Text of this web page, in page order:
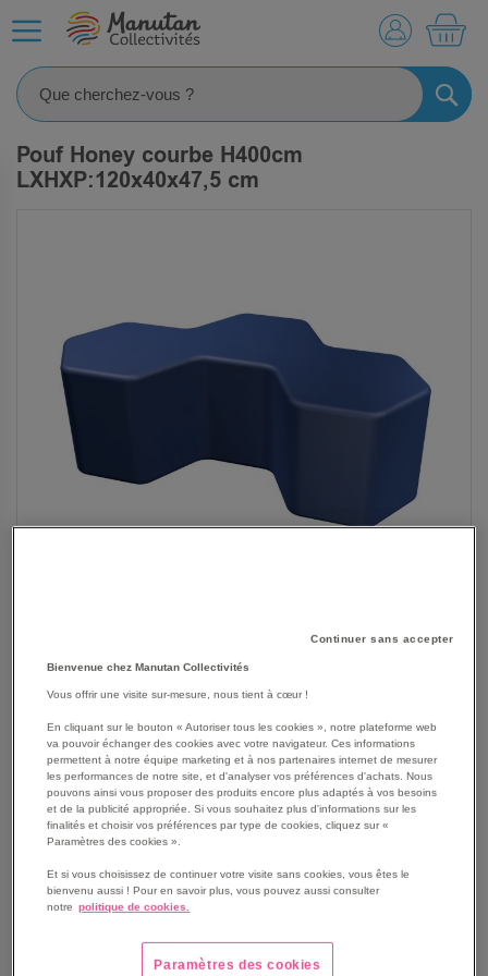
Pouf Honey courbe H400cm
LXHXP:120x40x47,5 cm
IMAGES
GALLERY
SKIP
BEGINNING
IMAGES
GALLERY
Les avantages
Pouf Honey courbe .
Mousse 24kg/m³.
Dessous antidérapant.
PVC.
Lavable à l’eau/Antibactérien.
déplacement des modules.
Continuer sans accepter
Bienvenue chez Manutan Collectivités
Vous offrir une visite sur-mesure, nous tient à cœur !
En cliquant sur le bouton « Autoriser tous les cookies », notre plateforme web
va pouvoir échanger des cookies avec votre navigateur. Ces informations
permettent à notre équipe marketing et à nos partenaires internet de mesurer
les performances de notre site, et d'analyser vos préférences d'achats. Nous
pouvons ainsi vous proposer des produits encore plus adaptés à vos besoins
et de la publicité appropriée. Si vous souhaitez plus d'informations sur les
finalités et choisir vos préférences par type de cookies, cliquez sur «
Paramètres des cookies ».
Et si vous choisissez de continuer votre visite sans cookies, vous êtes le
bienvenu aussi ! Pour en savoir plus, vous pouvez aussi consulter
notre politique de cookies.
Paramètres des cookies